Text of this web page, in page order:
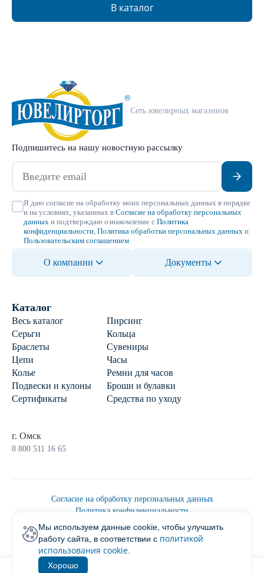
В каталог
Сеть ювелирных магазинов
Подпишитесь на нашу новостную рассылку
Я даю согласие на обработку моих персональных данных в порядке
и на условиях, указанных в Согласие на обработку персональных
данных и подтверждаю ознакомление с Политика
конфиденциальности Политика обработки персональных данных и
Пользовательским соглашением
О компании Документы
Каталог
Весь каталог
Пирсинг
Серьги
Кольца
Браслеты
Сувениры
Цепи
Часы
Колье
Ремни для часов
Подвески и кулоны
Броши и булавки
Сертификаты
Средства по уходу
г. Омск
8 800 511 16 65
Согласие на обработку персональных данных
Политика конфиденциальности
Политика обработки персональных данных
Пользовательским соглашением
2026 © Ювелирторг
Мы используем данные cookie, чтобы улучшить
работу сайта, в соответствии с политикой
использования cookie
Хорошо